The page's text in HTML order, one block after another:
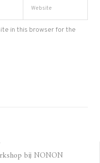
in this browser for the
bij NONON